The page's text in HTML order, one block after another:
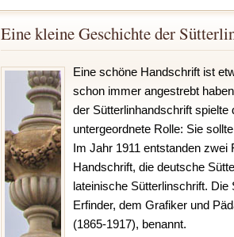
Eine kleine Geschichte der
Eine schöne Handschrift ist
schon immer angestrebt
der Sütterlinhandschrift spielte
untergeordnete Rolle: Sie
Im Jahr 1911 entstanden
Handschrift, die deutsche
lateinische Sütterlinschrift.
Erfinder, dem Grafiker und
(1865-1917), benannt.